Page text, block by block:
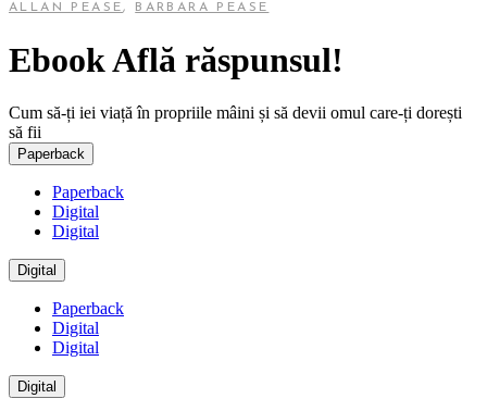
ALLAN PEASE, BARBARA PEASE
Ebook Află răspunsul!
Cum să-ți iei viață în propriile mâini și să devii omul care-ți dorești
să fii
Paperback
Paperback
Digital
Digital
Digital
Paperback
Digital
Digital
Digital